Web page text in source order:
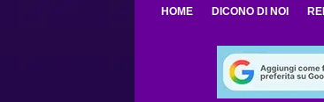
HOME DICONO DI NOI